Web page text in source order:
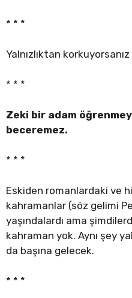
* * *
Yalnızlıktan
* * *
Zeki bir adam
beceremez.
* * *
Eskiden romanlardaki ve
kahramanlar (söz gelimi
yaşındalardı ama
kahraman yok. Aynı şey
da başına gelecek.
* * *